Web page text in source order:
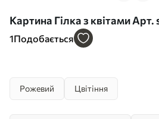
Картина Гілка з квітами Арт.
1Подобається
Рожевий Цвітіння